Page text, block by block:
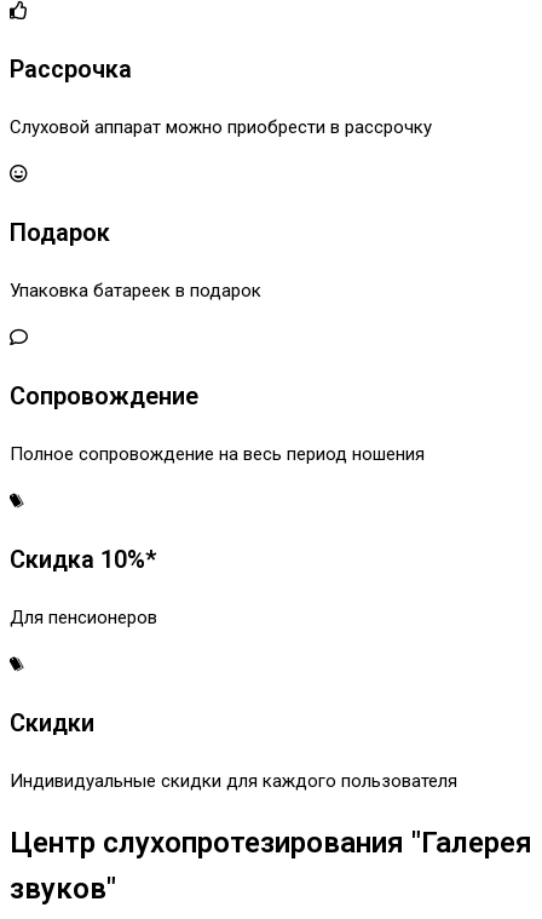
Рассрочка
Слуховой аппарат можно приобрести в рассрочку
Подарок
Упаковка батареек в подарок
Сопровождение
Полное сопровождение на весь период ношения
Скидка 10%*
Для пенсионеров
Скидки
Индивидуальные скидки для каждого пользователя
Центр слухопротезирования "Галерея
звуков"